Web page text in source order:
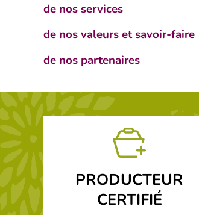
de nos services
de nos valeurs et savoir-faire
de nos partenaires
PRODUCTEUR
CERTIFIÉ